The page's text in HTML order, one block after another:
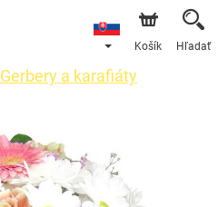
Košík Hľadať
Gerbery a karafiáty